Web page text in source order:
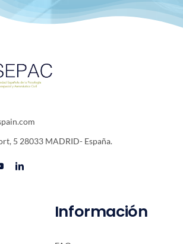
5 28033 MADRID- España.
Información